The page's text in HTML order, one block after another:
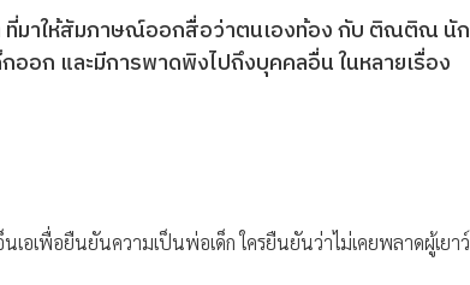
ที่มาให้สัมภาษณ์ออกสื่อว่าตนเองท้อง กับ ติณติณ นัก
ออก และมีการพาดพิงไปถึงบุคคลอื่น ในหลายเรื่อง
อเพื่อยืนยันความเป็นพ่อเด็ก ใครยืนยันว่าไม่เคยพลาดผู้เยาว์